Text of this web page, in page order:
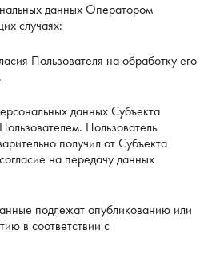
данных Оператором
случаях:
Пользователя на обработку его
данных Субъекта
Пользователь
получил от Субъекта
на передачу данных
подлежат опубликованию или
в соответствии с